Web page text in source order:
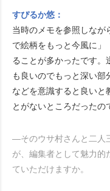
すぴるか悠：
当時のメモを参照しなが
で絵柄をもっと今風に」
ることが多かったです。
も良いのでもっと深い部
などを意識すると良いと
とがないところだったの
―そのウサ村さんと二人
が、編集者として魅力的
ていただけますか。